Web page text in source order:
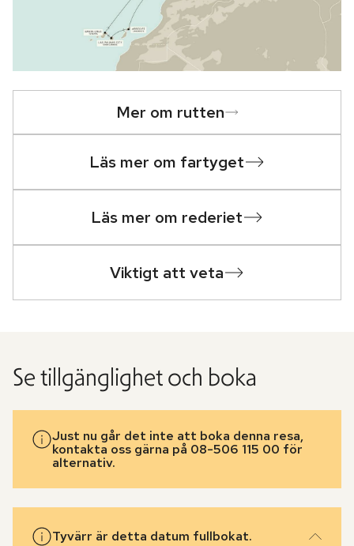
Mer om rutten
Läs mer om fartyget
Läs mer om rederiet
Viktigt att veta
Se tillgänglighet och boka
Just nu går det inte att boka denna resa,
kontakta oss gärna på 08-506 115 00 för
alternativ.
Tyvärr är detta datum fullbokat.